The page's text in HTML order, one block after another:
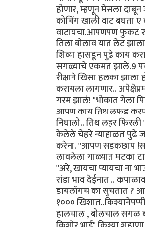
होणार, म्हणून मेसला दाबून
कोचिंग खाली वाट बघता ए
वाटायचा.आपणपण फुकट
तिला बोलाव यात लेट
शिव्या हासडून पुढे काय
सगळ्याचे एकमत झाले.9
रीक्षाने खिसा हलका
करायला लागणार..
गरम झालं! "भोकात गेला
आपण काय तिथ लफड
निघालो.. तिथ लहर
केलेले चेहरे न्याहाळत पुढे
करेना. "आपण सडकछाप
लावलेला गाळ्यात मटका
"अरे, खायचा प्यायचा ना
रांडा भाव देईनात ..
डायलॉगच का सुचतात ?
१०००
हालचाल , बोलचाल सगळ